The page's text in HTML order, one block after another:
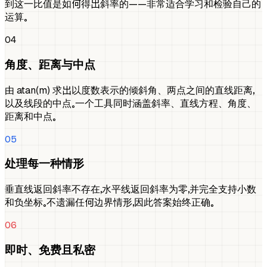
到这一比值是如何得出斜率的——非常适合学习和检验自己的
运算。
04
角度、距离与中点
由 atan(m) 求出以度数表示的倾斜角、两点之间的直线距离，
以及线段的中点。一个工具同时涵盖斜率、直线方程、角度、
距离和中点。
05
处理每一种情形
垂直线返回斜率不存在，水平线返回斜率为零，并完全支持小数
和负坐标。不遗漏任何边界情形，因此答案始终正确。
06
即时、免费且私密